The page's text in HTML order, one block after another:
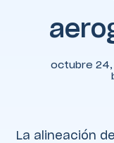
octubre
La alineación